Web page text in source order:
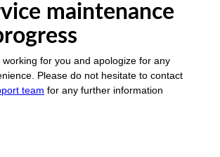
maintenance
working for you and apologize for any
Please do not hesitate to contact
team for any further information